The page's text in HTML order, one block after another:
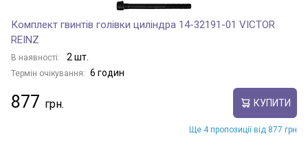
Комплект гвинтів голівки циліндра 14-32191-01 VICTOR
REINZ
В наявності: 2 шт.
Термін очікування: 6 годин
877 КУПИТИ
Ще 4 пропозиції від 877 грн